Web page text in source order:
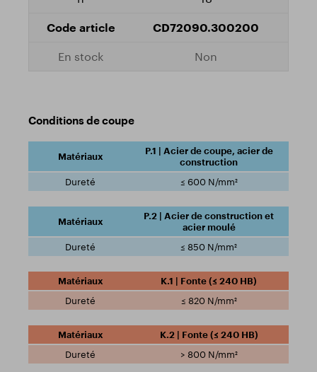
CD72090.300200
Non
Conditions de coupe
P.1 | Acier de coupe, acier de
construction
≤ 600 N/mm²
P.2 | Acier de construction et
acier moulé
≤ 850 N/mm²
K.1 | Fonte (≤ 240 HB)
≤ 820 N/mm²
K.2 | Fonte (≤ 240 HB)
> 800 N/mm²